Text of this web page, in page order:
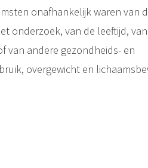
onafhankelijk waren van
onderzoek, van de leeftijd,
van andere gezondheids- en
overgewicht en